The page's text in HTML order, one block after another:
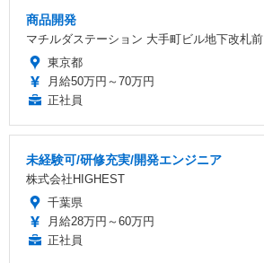
商品開発
マチルダステーション 大手町ビル地下改札前
東京都
月給50万円～70万円
正社員
未経験可/研修充実/開発エンジニア
株式会社HIGHEST
千葉県
月給28万円～60万円
正社員